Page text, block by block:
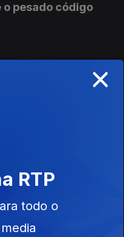
o pesado código
Covid 19
futebol 2022 no
×
RTP
todo o